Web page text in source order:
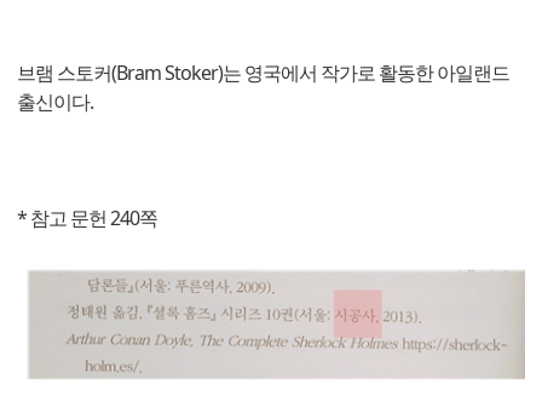
브램 스토커(Bram Stoker)는 영국에서 작가로 활동한 아일랜드
출신이다.
* 참고 문헌 240쪽